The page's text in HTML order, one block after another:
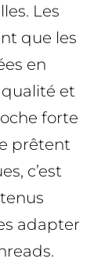
Les
que les
en
et
forte
prêtent
c’est
adapter